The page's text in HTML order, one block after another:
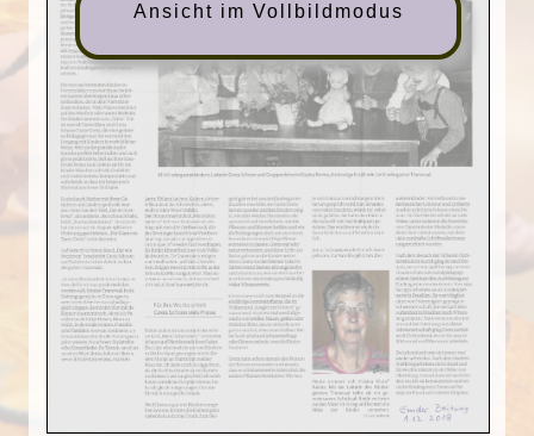
Ansicht im Vollbildmodus